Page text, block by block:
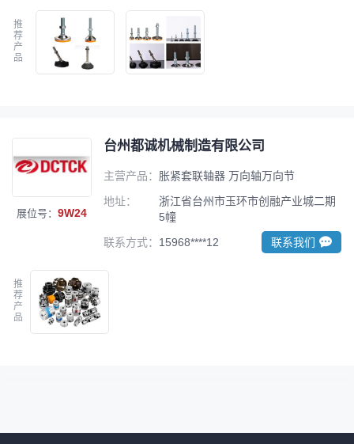
推
荐
产
品
展位号：9W24
台州都诚机械制造有限公司
主营产品： 胀紧套联轴器 万向轴万向节
地址：
浙江省台州市玉环市创融产业城二期
5幢
联系方式： 15968****12 联系我们
推
荐
产
品